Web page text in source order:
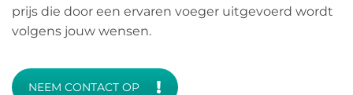
prijs die door een ervaren voeger uitgevoerd wordt
volgens jouw wensen.
NEEM CONTACT OP